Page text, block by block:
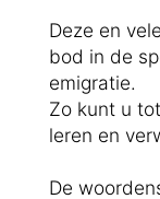
Deze en
bod in de
emigratie.
Zo kunt u
leren en
De